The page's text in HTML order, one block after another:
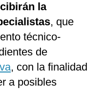
la
, que
técnico-
de
, con la finalidad
a posibles